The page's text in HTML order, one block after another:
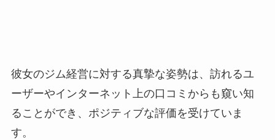
彼女のジム経営に対する真摯な姿勢は、訪れるユ
ーザーやインターネット上の口コミからも窺い知
ることができ、ポジティブな評価を受けていま
す。